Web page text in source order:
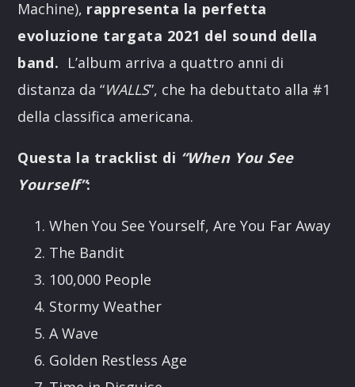
Machine), rappresenta la perfetta
evoluzione targata 2021 del sound della
band. L’album arriva a quattro anni di
distanza da “WALLS”, che ha debuttato alla #1
della classifica americana.
Questa la tracklist di “When You See
Yourself”:
When You See Yourself, Are You Far Away
The Bandit
100,000 People
Stormy Weather
A Wave
Golden Restless Age